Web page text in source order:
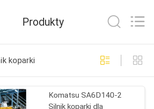
hydrauliczna
1709
Produkty
koparki
Komatsu SA6D140-2
Silnik koparki dla